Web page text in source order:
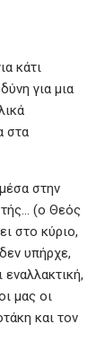
κάτι
για μια
στα
στην
τής… (ο Θεός
στο κύριο,
υπήρχε,
μας οι
και τον